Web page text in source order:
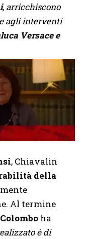
, arricchiscono
agli interventi
Versace e
, Chiavalin
della
Al termine
ha
è di